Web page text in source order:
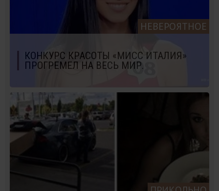
НЕВЕРОЯТНОЕ
КОНКУРС КРАСОТЫ «МИСС ИТАЛИЯ»
ПРОГРЕМЕЛ НА ВЕСЬ МИР.